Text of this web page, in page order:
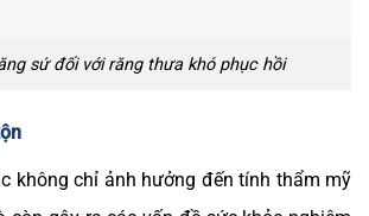
sứ đối với răng thưa khó phục hồi
không chỉ ảnh hưởng đến tính thẩm mỹ